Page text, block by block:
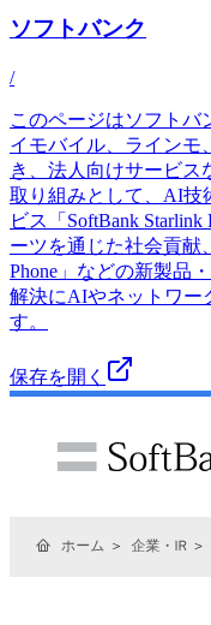
ソフトバンク
/
このページはソフトバ
イモバイル、ラインモ
き、法人向けサービス
取り組みとして、AI技
ビス「SoftBank
ーツを通じた社会貢献
Phone」などの新製品
解決にAIやネットワー
す。
保存を開く